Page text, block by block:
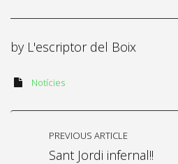
by L'escriptor del Boix
Notícies
PREVIOUS ARTICLE
Sant Jordi infernal!!